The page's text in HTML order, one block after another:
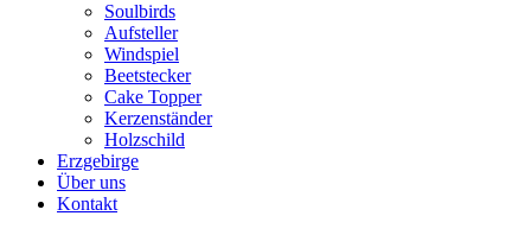
Soulbirds
Aufsteller
Windspiel
Beetstecker
Cake Topper
Kerzenständer
Holzschild
Erzgebirge
Über uns
Kontakt